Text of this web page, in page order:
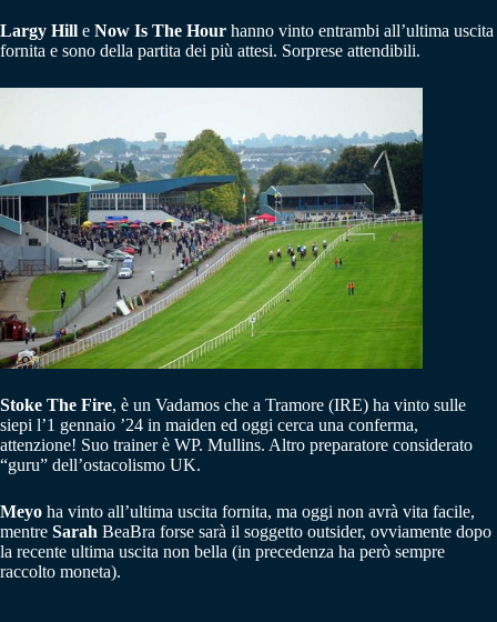
Largy Hill e Now Is The Hour hanno vinto entrambi all’ultima uscita
fornita e sono della partita dei più attesi. Sorprese attendibili.
Stoke The Fire, è un Vadamos che a Tramore (IRE) ha vinto sulle
siepi l’1 gennaio ’24 in maiden ed oggi cerca una conferma,
attenzione! Suo trainer è WP. Mullins. Altro preparatore considerato
“guru” dell’ostacolismo UK.
Meyo ha vinto all’ultima uscita fornita, ma oggi non avrà vita facile,
mentre Sarah BeaBra forse sarà il soggetto outsider, ovviamente dopo
la recente ultima uscita non bella (in precedenza ha però sempre
raccolto moneta).